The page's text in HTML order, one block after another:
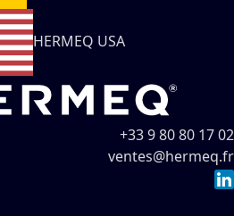
HERMEQ USA
+33 9 80 80 17 02
ventes@hermeq.fr